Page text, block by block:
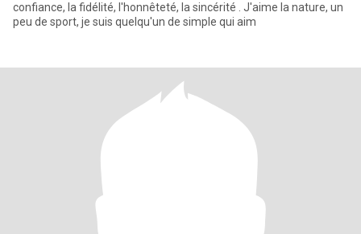
confiance, la fidélité, l'honnêteté, la sincérité . J'aime la nature, un
peu de sport, je suis quelqu'un de simple qui aim